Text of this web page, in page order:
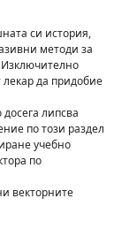
си история,
методи за
Изключително
да придобие
липсва
по този раздел
учебно
по
векторните